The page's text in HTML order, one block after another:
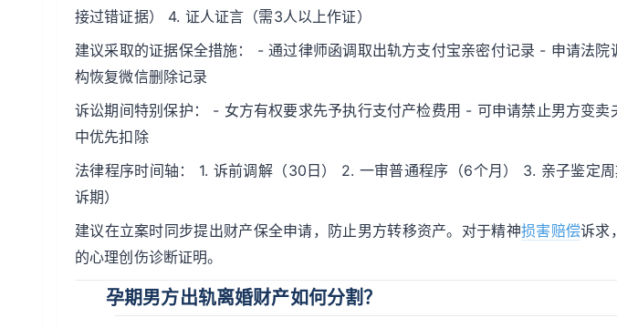
接过错证据） 4. 证人证言（需3人以上作证）
建议采取的证据保全措施： - 通过律师函调取出轨方支付宝亲密付记录 - 申请法
构恢复微信删除记录
诉讼期间特别保护： - 女方有权要求先予执行支付产检费用 - 可申请禁止男方变
中优先扣除
法律程序时间轴： 1. 诉前调解（30日） 2. 一审普通程序（6个月） 3. 亲子鉴定
诉期）
建议在立案时同步提出财产保全申请，防止男方转移资产。对于精神损害赔偿诉求
的心理创伤诊断证明。
孕期男方出轨离婚财产如何分割？